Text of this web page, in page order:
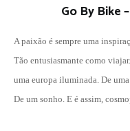
Go By Bike
A paixão é sempre uma
Tão entusiasmante como
uma europa iluminada. De
De um sonho. E é assim,